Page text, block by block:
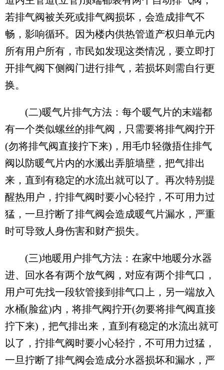
若排气阀被关死或排气阀损坏，会造成排气不
畅，影响循环。因为楼内供热管道产权归单元内
所有用户所有，市民如发现这类情况，要立即打
开排气阀下侧阀门进行排气，若损坏则需自行更
换。
(二)暖气片排气方法：每个暖气片的末端都
有一个类似螺丝的排气阀，只需要将排气阀拧开
(勿将排气阀直接拧下来)，用毛巾轻微捂住排气
阀以防暖气片内的水溅出弄脏墙壁，把气排出
来，直到有稳定的水流出就可以了。再次特别提
醒热用户，拧排气阀时要小心轻拧，不可用力过
猛，一旦拧断了排气阀会造成暖气片漏水，严重
时可导致人身伤害和财产损失。
(三)地暖用户排气方法：在家中地暖分水器
进、回水各有两个放气阀，对应有两个排气口，
用户可先找一段软管接到排气口上，另一端放入
水桶(脸盆)内，将排气阀拧开(勿要将排气阀直接
拧下来)，把气排出来，直到有稳定的水流出就可
以了，拧排气阀时要小心轻拧，不可用力过猛，
一旦拧断了排气阀会造成分水器损坏和漏水，严